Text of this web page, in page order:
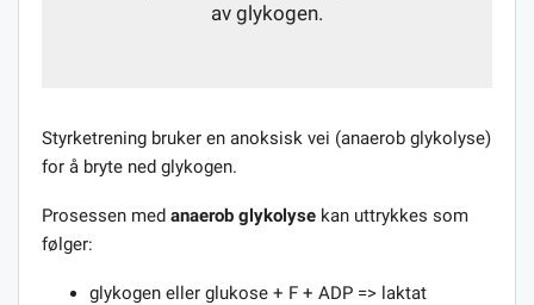
av glykogen.
Styrketrening bruker en anoksisk vei (anaerob glykolyse)
for å bryte ned glykogen.
Prosessen med anaerob glykolyse kan uttrykkes som
følger:
glykogen eller glukose + F + ADP => laktat